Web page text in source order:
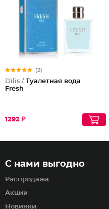
(2)
Dilis / Туалетная вода
Fresh
1292 ₽
С нами выгодно
Распродажа
Акции
Новинки